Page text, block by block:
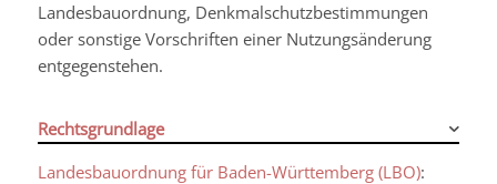
Landesbauordnung, Denkmalschutzbestimmungen
oder sonstige Vorschriften einer Nutzungsänderung
entgegenstehen.
Rechtsgrundlage
Landesbauordnung für Baden-Württemberg (LBO):